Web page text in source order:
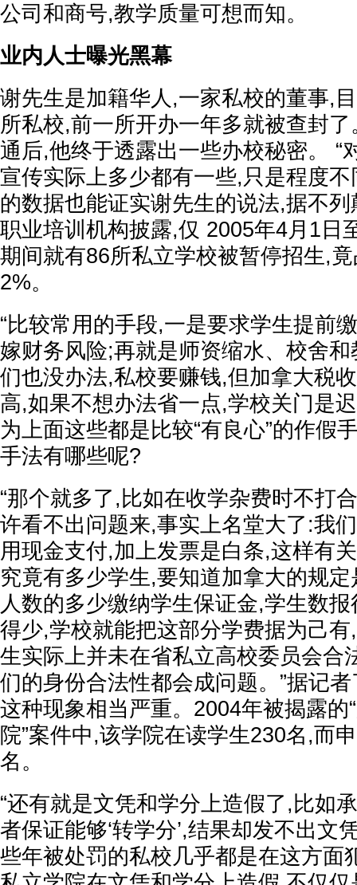
公司和商号,教学质量可想而知。
业内人士曝光黑幕
谢先生是加籍华人,一家私校的董事,
所私校,前一所开办一年多就被查封
通后,他终于透露出一些办校秘密。 “
宣传实际上多少都有一些,只是程度不
的数据也能证实谢先生的说法,据不
职业培训机构披露,仅 2005年4月1日
期间就有86所私立学校被暂停招生,
2%。
“比较常用的手段,一是要求学生提前
嫁财务风险;再就是师资缩水、校舍
们也没办法,私校要赚钱,但加拿大税
高,如果不想办法省一点,学校关门是
为上面这些都是比较“有良心”的作假
手法有哪些呢?
“那个就多了,比如在收学杂费时不打
许看不出问题来,事实上名堂大了:我
用现金支付,加上发票是白条,这样有
究竟有多少学生,要知道加拿大的规
人数的多少缴纳学生保证金,学生数
得少,学校就能把这部分学费据为己
生实际上并未在省私立高校委员会合
们的身份合法性都会成问题。”据记
这种现象相当严重。2004年被揭露的
院”案件中,该学院在读学生230名,而
名。
“还有就是文凭和学分上造假了,比如
者保证能够‘转学分’,结果却发不出文
些年被处罚的私校几乎都是在这方面